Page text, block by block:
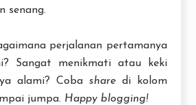
senang.
perjalanan pertamanya
Sangat menikmati atau keki
alami? Coba share di kolom
jumpa. Happy blogging!